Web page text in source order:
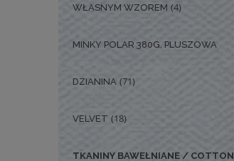
WŁASNYM WZOREM (4)
MINKY POLAR 380G, PLUSZOWA
DZIANINA (71)
VELVET (18)
TKANINY BAWEŁNIANE / COTTON